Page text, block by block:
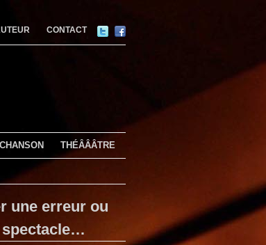
CONTACT
CHANSON THÉÂÂÂTRE
une erreur ou